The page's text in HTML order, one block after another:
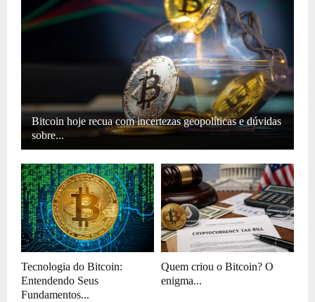
Bitcoin hoje recua com incertezas geopolíticas e dúvidas
sobre...
Tecnologia do Bitcoin:
Entendendo Seus
Fundamentos...
Quem criou o Bitcoin? O
enigma...